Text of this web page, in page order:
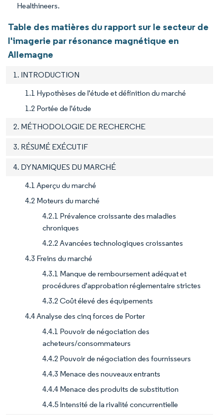
Healthineers.
Table des matières du rapport sur le secteur de
l'imagerie par résonance magnétique en
Allemagne
1. INTRODUCTION
1.1 Hypothèses de l'étude et définition du marché
1.2 Portée de l'étude
2. MÉTHODOLOGIE DE RECHERCHE
3. RÉSUMÉ EXÉCUTIF
4. DYNAMIQUES DU MARCHÉ
4.1 Aperçu du marché
4.2 Moteurs du marché
4.2.1 Prévalence croissante des maladies
chroniques
4.2.2 Avancées technologiques croissantes
4.3 Freins du marché
4.3.1 Manque de remboursement adéquat et
procédures d'approbation réglementaire strictes
4.3.2 Coût élevé des équipements
4.4 Analyse des cinq forces de Porter
4.4.1 Pouvoir de négociation des
acheteurs/consommateurs
4.4.2 Pouvoir de négociation des fournisseurs
4.4.3 Menace des nouveaux entrants
4.4.4 Menace des produits de substitution
4.4.5 Intensité de la rivalité concurrentielle